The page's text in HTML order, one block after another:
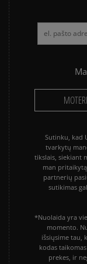
Sutinku, kad
tvarkytų
tikslais, siekiant
man
partnerių
sutikimas
*Nuolaida yra
momento.
išsiųsime tau,
kodas
prekes, ir